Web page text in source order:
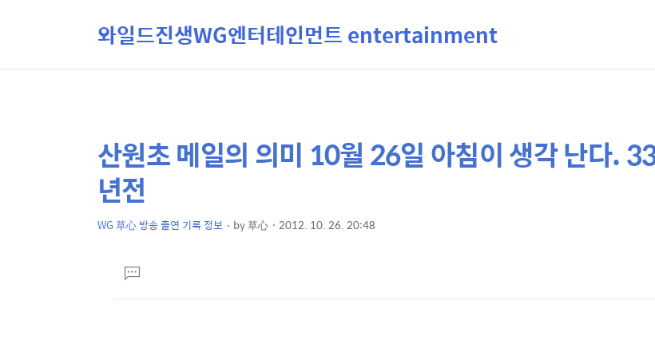
와일드진생WG엔터테인먼트 entertainment
상
세
컨
텐
본
문
제
목
산원초 메일의 의미 10월 26일 아침이 생각 난다.
년전
WG 草心 방송 출연 기록 정보 by草心 2012. 10. 26. 20:48
댓
글